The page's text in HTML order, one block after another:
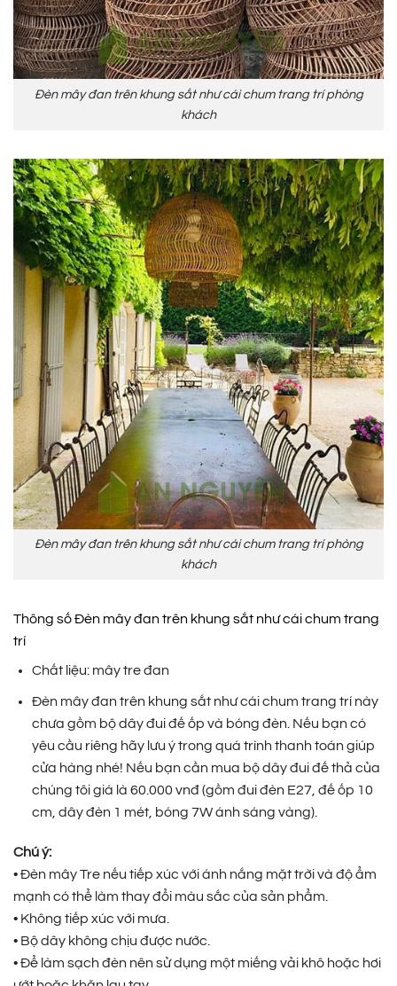
Đèn mây đan trên khung sắt như cái chum trang trí phòng
khách
Đèn mây đan trên khung sắt như cái chum trang trí phòng
khách
Thông số Đèn mây đan trên khung sắt như cái chum trang
trí
Chất liệu: mây tre đan
Đèn mây đan trên khung sắt như cái chum trang trí này
chưa gồm bộ dây đui đế ốp và bóng đèn. Nếu bạn có
yêu cầu riêng hãy lưu ý trong quá trình thanh toán giúp
cửa hàng nhé! Nếu bạn cần mua bộ dây đui đế thả của
chúng tôi giá là 60.000 vnđ (gồm đui đèn E27, đế ốp 10
cm, dây đèn 1 mét, bóng 7W ánh sáng vàng).
Chú ý:
• Đèn mây Tre nếu tiếp xúc với ánh nắng mặt trời và độ ẩm
mạnh có thể làm thay đổi màu sắc của sản phẩm.
• Không tiếp xúc với mưa.
• Bộ dây không chịu được nước.
• Để làm sạch đèn nên sử dụng một miếng vải khô hoặc hơi